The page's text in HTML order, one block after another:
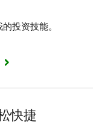
投资技能。
快捷